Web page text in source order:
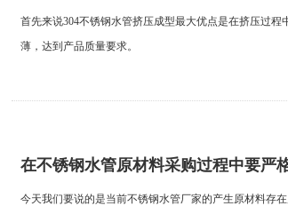
首先来说304不锈钢水管挤压成型最大优点是在挤压过程
薄，达到产品质量要求。
在不锈钢水管原材料采购过程中要严
今天我们要说的是当前不锈钢水管厂家的产生原材料存